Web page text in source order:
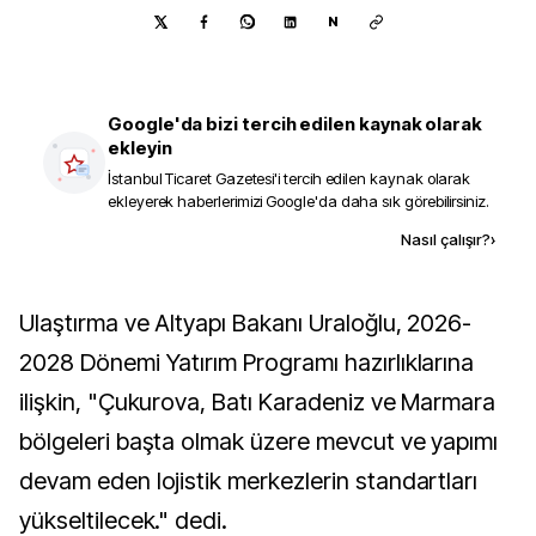
N
Google'da bizi tercih edilen kaynak olarak
ekleyin
İstanbul Ticaret Gazetesi'i tercih edilen kaynak olarak
ekleyerek haberlerimizi Google'da daha sık görebilirsiniz.
Nasıl çalışır?›
Ulaştırma ve Altyapı Bakanı Uraloğlu, 2026-
2028 Dönemi Yatırım Programı hazırlıklarına
ilişkin, "Çukurova, Batı Karadeniz ve Marmara
bölgeleri başta olmak üzere mevcut ve yapımı
devam eden lojistik merkezlerin standartları
yükseltilecek." dedi.